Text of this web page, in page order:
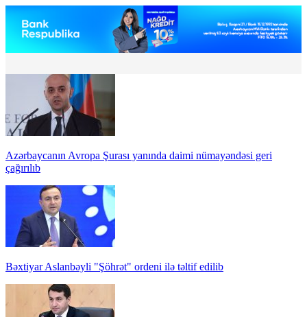
Azərbaycanın Avropa Şurası yanında daimi nümayəndəsi geri
çağırılıb
Bəxtiyar Aslanbəyli "Şöhrət" ordeni ilə təltif edilib